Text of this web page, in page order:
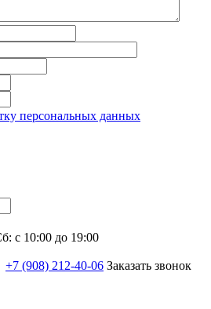
персональных данных
c 10:00 до 19:00
+7 (908) 212-40-06 Заказать звонок